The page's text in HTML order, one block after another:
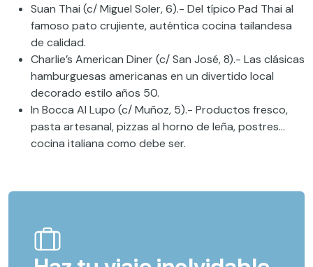
Suan Thai (c/ Miguel Soler, 6).- Del típico Pad Thai al
famoso pato crujiente, auténtica cocina tailandesa
de calidad.
Charlie’s American Diner (c/ San José, 8).- Las clásicas
hamburguesas americanas en un divertido local
decorado estilo años 50.
In Bocca Al Lupo (c/ Muñoz, 5).- Productos fresco,
pasta artesanal, pizzas al horno de leña, postres…
cocina italiana como debe ser.